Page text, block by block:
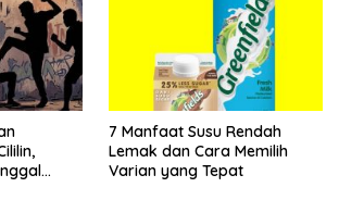
7 Manfaat Susu Rendah
Lemak dan Cara Memilih
Varian yang Tepat